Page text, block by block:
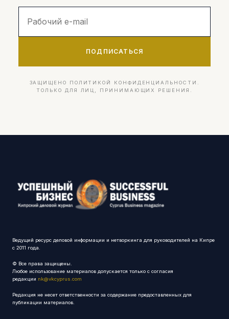
ПОДПИСАТЬСЯ
ЗАЩИЩЕНО ПОЛИТИКОЙ КОНФИДЕНЦИАЛЬНОСТИ.
ТОЛЬКО ДЛЯ ЛИЦ, ПРИНИМАЮЩИХ РЕШЕНИЯ.
Ведущий ресурс деловой информации и нетворкинга для руководителей на Кипре
с 2011 года.
© Все права защищены.
Любое использование материалов допускается только с согласия
редакции nk@vkcyprus.com
Редакция не несет ответственности за содержание предоставленных для
публикации материалов.